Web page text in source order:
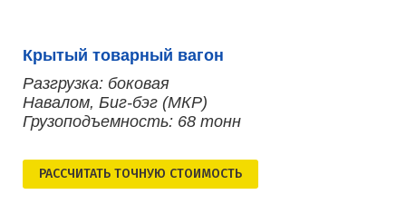
Крытый товарный вагон
Разгрузка: боковая
Навалом, Биг-бэг (МКР)
Грузоподъемность: 68 тонн
РАСCЧИТАТЬ ТОЧНУЮ СТОИМОСТЬ